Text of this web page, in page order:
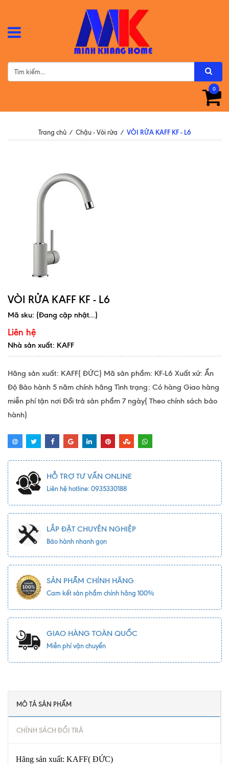
0
Trang chủ / Chậu - Vòi rửa / VÒI RỬA KAFF KF - L6
VÒI RỬA KAFF KF - L6
Mã sku: (Đang cập nhật...)
Liên hệ
Nhà sản xuất: KAFF
Hãng sản xuất: KAFF( ĐỨC) Mã sản phẩm: KF-L6 Xuất xứ: Ấn
Độ Bảo hành 5 năm chính hãng Tình trạng: Có hàng Giao hàng
miễn phí tận nơi Đổi trả sản phẩm 7 ngày( Theo chính sách bảo
hành)
HỖ TRỢ TƯ VẤN ONLINE
Liên hệ hotline: 0935330188
LẮP ĐẶT CHUYÊN NGHIỆP
Bảo hành nhanh gọn
SẢN PHẨM CHÍNH HÃNG
Cam kết sản phẩm chính hãng 100%
GIAO HÀNG TOÀN QUỐC
Miễn phí vận chuyển
MÔ TẢ SẢN PHẨM
CHÍNH SÁCH ĐỔI TRẢ
Hãng sản xuất: KAFF( ĐỨC)